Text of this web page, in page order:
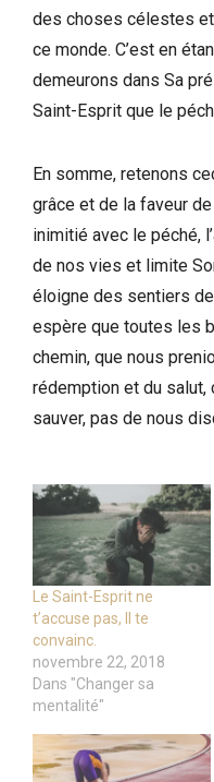
des choses célestes
ce monde. C’est en
demeurons dans Sa
Saint-Esprit que le
En somme, retenons
grâce et de la faveur
inimitié avec le péché,
de nos vies et limite
éloigne des sentiers de
espère que toutes les
chemin, que nous
rédemption et du
sauver, pas de nous
Le Saint-Esprit ne
t’accuse pas, Il te
convainc.
novembre 22, 2018
Dans "Changer sa
mentalité"